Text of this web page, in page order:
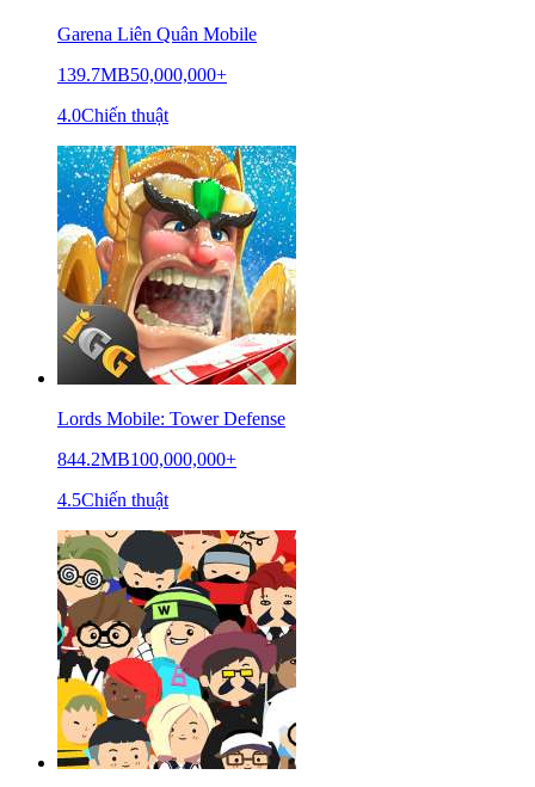
Garena Liên Quân Mobile
139.7MB50,000,000+
4.0Chiến thuật
Lords Mobile: Tower Defense
844.2MB100,000,000+
4.5Chiến thuật